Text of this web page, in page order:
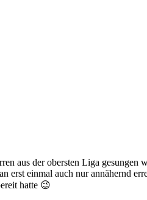
aus der obersten Liga gesungen
erst einmal auch nur annähernd
hatte 😉